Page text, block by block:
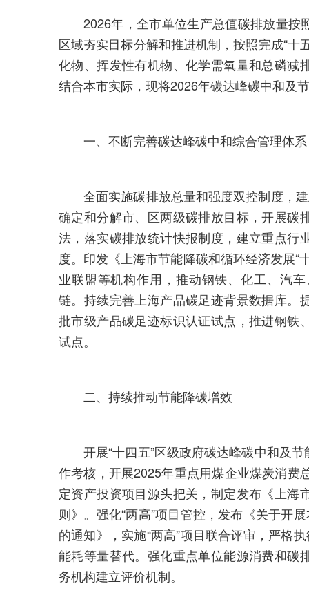
2026年，全市单位生产总值碳排放量按
区域夯实目标分解和推进机制，按照完成“
化物、挥发性有机物、化学需氧量和总磷减
结合本市实际，现将2026年碳达峰碳中和及
一、不断完善碳达峰碳中和综合管理体系
全面实施碳排放总量和强度双控制度，建
确定和分解市、区两级碳排放目标，开展碳
法，落实碳排放统计快报制度，建立重点行
度。印发《上海市节能降碳和循环经济发展
业联盟等机构作用，推动钢铁、化工、汽
链。持续完善上海产品碳足迹背景数据库。
批市级产品碳足迹标识认证试点，推进钢铁
试点。
二、持续推动节能降碳增效
开展“十四五”区级政府碳达峰碳中和及节
作考核，开展2025年重点用煤企业煤炭消费
定资产投资项目源头把关，制定发布《上海
则》。强化“两高”项目管控，发布《关于开
的通知》，实施“两高”项目联合评审，严格
能耗等量替代。强化重点单位能源消费和碳
务机构建立评价机制。